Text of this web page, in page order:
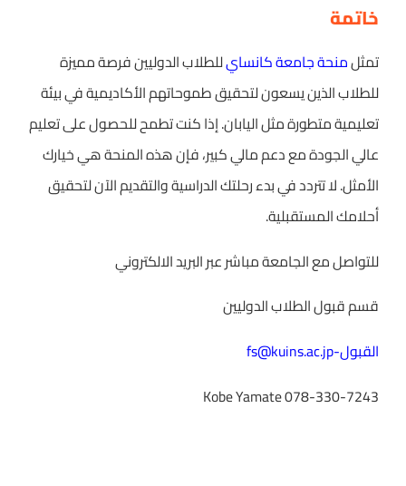
خاتمة
تمثلمنحة جامعة كانسايللطلاب الدوليين فرصة مميزة
للطلاب الذين يسعون لتحقيق طموحاتهم الأكاديمية في بيئة
تعليمية متطورة مثل اليابان. إذا كنت تطمح للحصول على تعليم
عالي الجودة مع دعم مالي كبير، فإن هذه المنحة هي خيارك
الأمثل. لا تتردد في بدء رحلتك الدراسية والتقديم الآن لتحقيق
أحلامك المستقبلية.
للتواصل مع الجامعة مباشر عبر البريد الالكتروني
قسم قبول الطلاب الدوليين
القبول-fs@kuins.ac.jp
Kobe Yamate 078-330-7243